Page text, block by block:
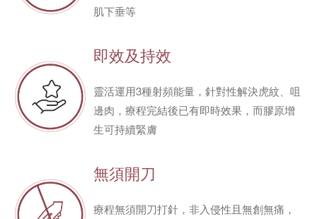
肌下垂等
即效及持效
靈活運用3種射頻能量，針對性解決虎紋、咀
邊肉，療程完結後已有即時效果，而膠原增
生可持續緊膚
無須開刀
療程無須開刀打針，非入侵性且無創無痛，